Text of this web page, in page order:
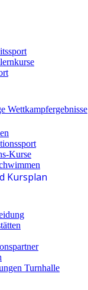
Wettkampfergebnisse
Kurse
Kursplan
Turnhalle